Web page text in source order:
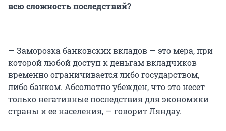
всю сложность последствий?
— Заморозка банковских вкладов — это мера, при
которой любой доступ к деньгам вкладчиков
временно ограничивается либо государством,
либо банком. Абсолютно убежден, что это несет
только негативные последствия для экономики
страны и ее населения, — говорит Ляндау.